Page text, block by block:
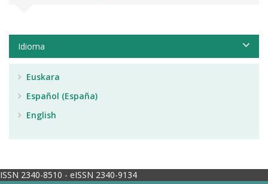
Idioma
Euskara
Español (España)
English
ISSN 2340-8510 - eISSN 2340-9134